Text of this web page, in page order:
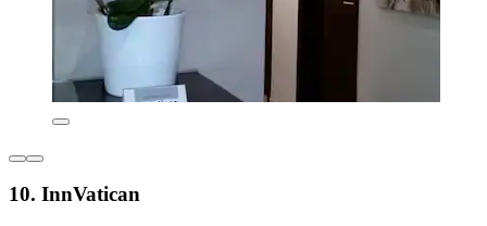
10. InnVatican